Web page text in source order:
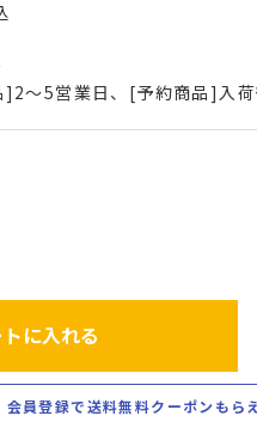
]2～5営業日、[予約商品]入
に入れる
会員登録で送料無料クーポンもら